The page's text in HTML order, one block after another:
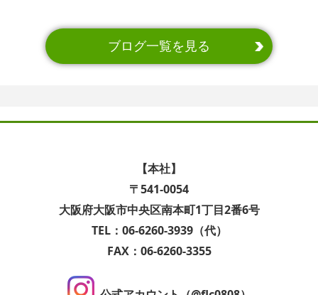
ブログ一覧を見る
【本社】
〒541-0054
大阪府大阪市中央区南本町1丁目2番6号
TEL：06-6260-3939（代）
FAX：06-6260-3355